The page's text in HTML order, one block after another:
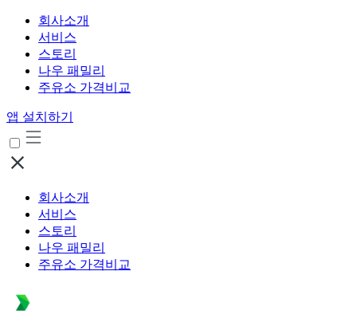
회사소개
서비스
스토리
나우 패밀리
주유소 가격비교
앱 설치하기
회사소개
서비스
스토리
나우 패밀리
주유소 가격비교